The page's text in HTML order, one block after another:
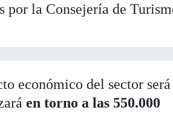
por la Consejería de
económico del sector será
en torno a las 550.000